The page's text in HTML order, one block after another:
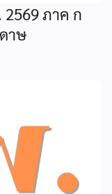
ภาค ก
าษ